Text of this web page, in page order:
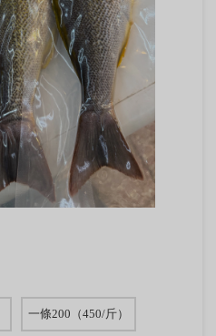
一條200（450/斤）